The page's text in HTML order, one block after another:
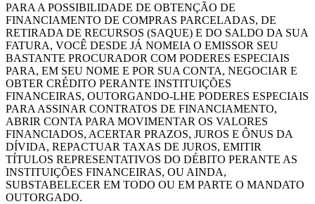
PARA A POSSIBILIDADE DE OBTENÇÃO DE
FINANCIAMENTO DE COMPRAS PARCELADAS, DE
RETIRADA DE RECURSOS (SAQUE) E DO SALDO DA SUA
FATURA, VOCÊ DESDE JÁ NOMEIA O EMISSOR SEU
BASTANTE PROCURADOR COM PODERES ESPECIAIS
PARA, EM SEU NOME E POR SUA CONTA, NEGOCIAR E
OBTER CRÉDITO PERANTE INSTITUIÇÕES
FINANCEIRAS, OUTORGANDO-LHE PODERES ESPECIAIS
PARA ASSINAR CONTRATOS DE FINANCIAMENTO,
ABRIR CONTA PARA MOVIMENTAR OS VALORES
FINANCIADOS, ACERTAR PRAZOS, JUROS E ÔNUS DA
DÍVIDA, REPACTUAR TAXAS DE JUROS, EMITIR
TÍTULOS REPRESENTATIVOS DO DÉBITO PERANTE AS
INSTITUIÇÕES FINANCEIRAS, OU AINDA,
SUBSTABELECER EM TODO OU EM PARTE O MANDATO
OUTORGADO.